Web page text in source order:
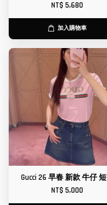
NT$ 5,680
加入購物車
Gucci 26 早春 新款 牛仔
NT$ 5,000